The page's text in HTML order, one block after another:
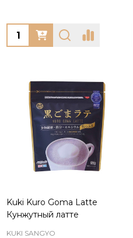
Quantity:
Kuki Kuro Goma Latte
Кунжутный латте
KUKI SANGYO